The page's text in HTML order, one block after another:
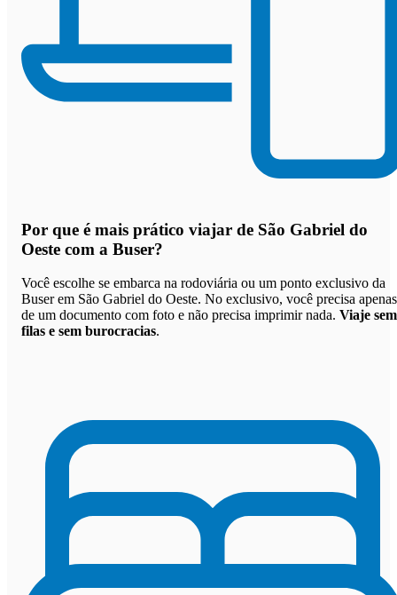
Por que é mais prático viajar de São Gabriel do
Oeste com a Buser?
Você escolhe se embarca na rodoviária ou um ponto exclusivo da
Buser em São Gabriel do Oeste. No exclusivo, você precisa apenas
de um documento com foto e não precisa imprimir nada. Viaje sem
filas e sem burocracias.